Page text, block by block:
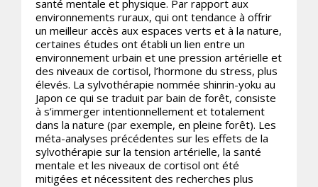
santé mentale et physique. Par rapport aux
environnements ruraux, qui ont tendance à offrir
un meilleur accès aux espaces verts et à la nature,
certaines études ont établi un lien entre un
environnement urbain et une pression artérielle et
des niveaux de cortisol, l’hormone du stress, plus
élevés. La sylvothérapie nommée shinrin-yoku au
Japon ce qui se traduit par bain de forêt, consiste
à s’immerger intentionnellement et totalement
dans la nature (par exemple, en pleine forêt). Les
méta-analyses précédentes sur les effets de la
sylvothérapie sur la tension artérielle, la santé
mentale et les niveaux de cortisol ont été
mitigées et nécessitent des recherches plus